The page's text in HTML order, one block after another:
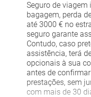
Seguro de
bagagem, perda
até 3000 € no
seguro garante
Contudo, caso
assistência, terá
opcionais à sua
antes de
prestações, sem
com mais de 30